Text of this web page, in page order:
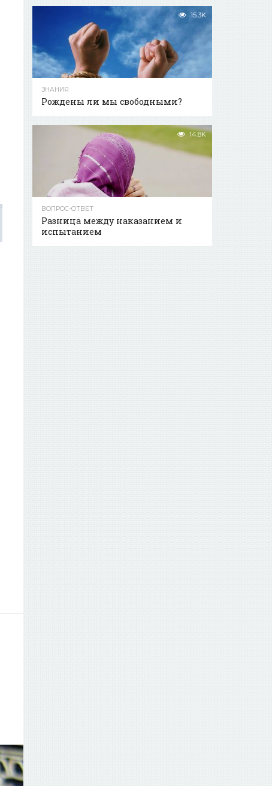
15.3K
ЗНАНИЯ
Рождены ли мы свободными?
14.8K
ВОПРОС-ОТВЕТ
Разница между наказанием и
испытанием